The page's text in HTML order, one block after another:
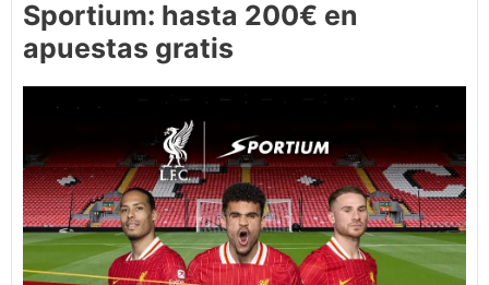
Sportium: hasta 200€ en
apuestas gratis